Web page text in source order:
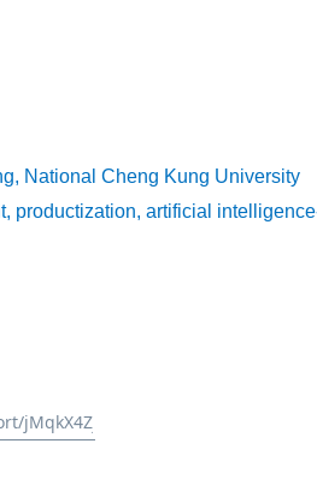
National Cheng Kung University
productization, artificial